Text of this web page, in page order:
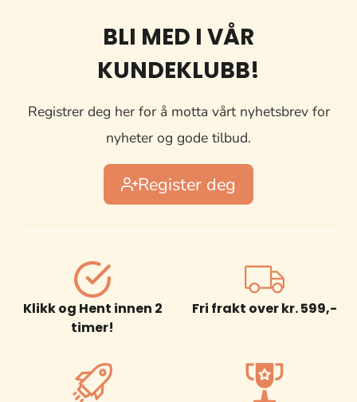
BLI MED I VÅR
KUNDEKLUBB!
Registrer deg her for å motta vårt nyhetsbrev for
nyheter og gode tilbud.
Register deg
Klikk og Hent innen 2
timer!
Fri frakt over kr. 599,-